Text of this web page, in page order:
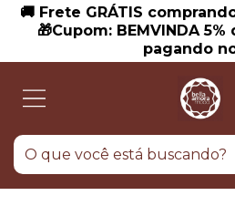
🚚 Frete GRÁTIS
🎁Cupom: BEMVINDA
pagando